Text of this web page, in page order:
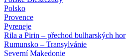
Polsko
Provence
Pyreneje
Rila a Pirin – přechod bulharských hor
Rumunsko – Transylvánie
Severní Makedonie